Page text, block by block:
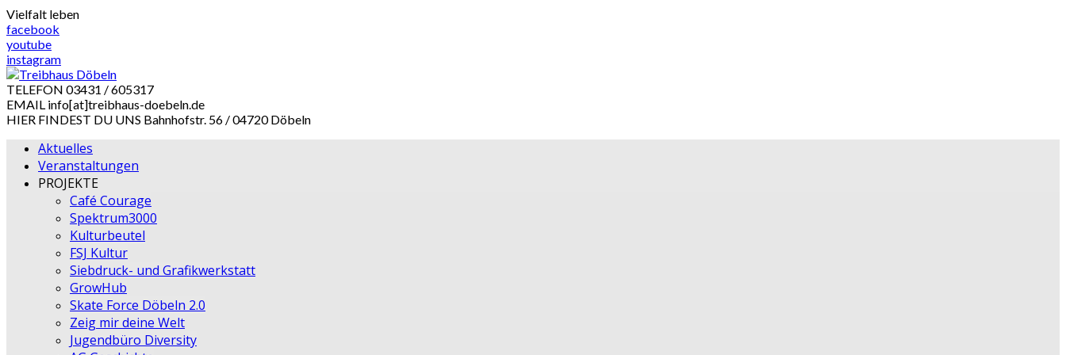
Skip
to
content
Vielfalt leben
facebook
youtube
instagram
TELEFON 03431 / 605317
EMAIL info[at]treibhaus-doebeln.de
HIER FINDEST DU UNS Bahnhofstr. 56 / 04720 Döbeln
Aktuelles
Veranstaltungen
PROJEKTE
Café Courage
Spektrum3000
Kulturbeutel
FSJ Kultur
Siebdruck- und Grafikwerkstatt
GrowHub
Skate Force Döbeln 2.0
Zeig mir deine Welt
Jugendbüro Diversity